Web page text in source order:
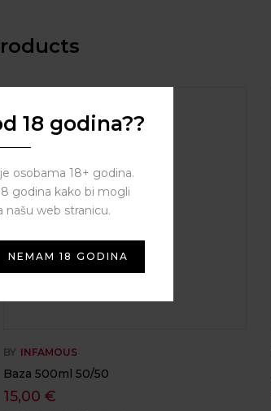
BY INFAMOUS
Baza 500ml 50/50
15,00 €
18 godina??
osobama 18+ godina.
godina kako bi mogli
web stranicu.
NEMAM 18 GODINA